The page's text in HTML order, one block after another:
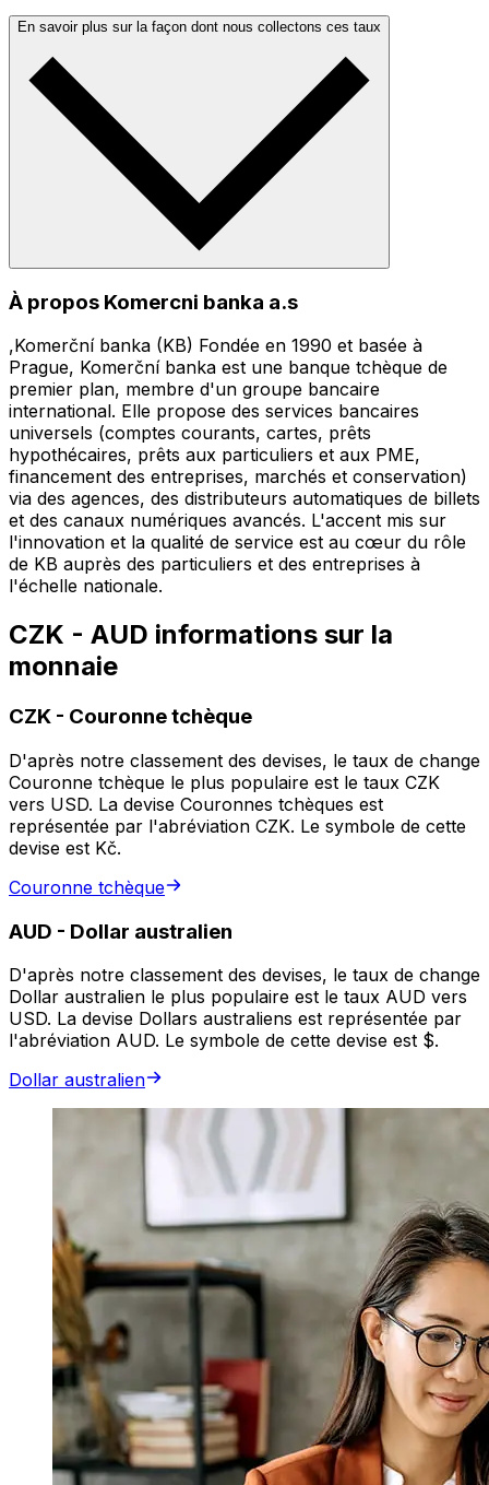
En savoir plus sur la façon dont nous collectons ces taux
À propos Komercni banka a.s
,Komerční banka (KB) Fondée en 1990 et basée à
Prague, Komerční banka est une banque tchèque de
premier plan, membre d'un groupe bancaire
international. Elle propose des services bancaires
universels (comptes courants, cartes, prêts
hypothécaires, prêts aux particuliers et aux PME,
financement des entreprises, marchés et conservation)
via des agences, des distributeurs automatiques de billets
et des canaux numériques avancés. L'accent mis sur
l'innovation et la qualité de service est au cœur du rôle
de KB auprès des particuliers et des entreprises à
l'échelle nationale.
CZK - AUD informations sur la
monnaie
CZK - Couronne tchèque
D'après notre classement des devises, le taux de change
Couronne tchèque le plus populaire est le taux CZK
vers USD. La devise Couronnes tchèques est
représentée par l'abréviation CZK. Le symbole de cette
devise est Kč.
Couronne tchèque
AUD - Dollar australien
D'après notre classement des devises, le taux de change
Dollar australien le plus populaire est le taux AUD vers
USD. La devise Dollars australiens est représentée par
l'abréviation AUD. Le symbole de cette devise est $.
Dollar australien